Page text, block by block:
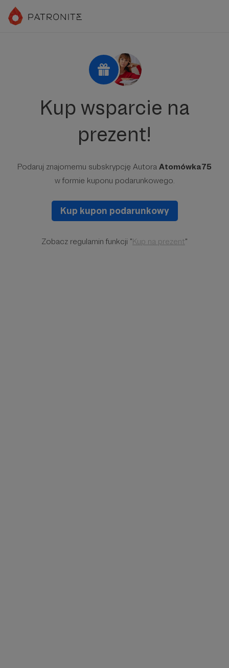
Kup wsparcie na
prezent!
Podaruj znajomemu subskrypcję Autora Atomówka75
w formie kuponu podarunkowego.
Kup kupon podarunkowy
Zobacz regulamin funkcji "Kup na prezent"